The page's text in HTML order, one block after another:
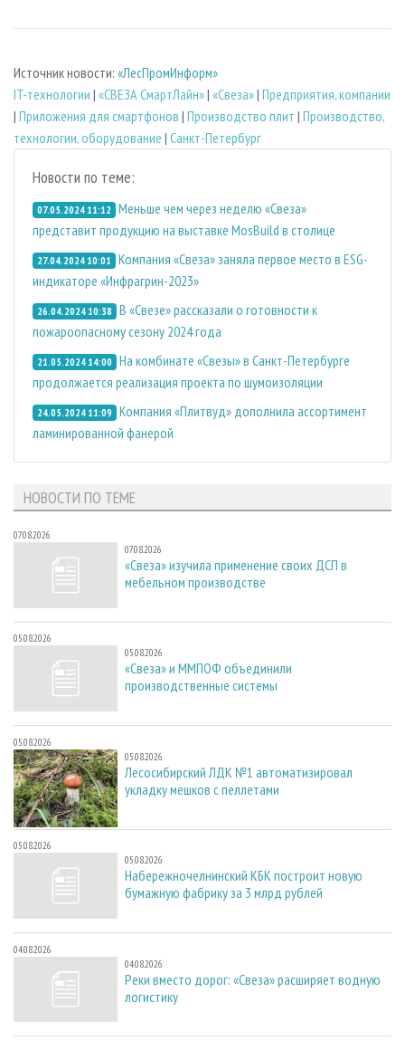
Источник новости: «ЛесПромИнформ»
IT-технологии | «СВЕЗА СмартЛайн»| «Свеза»| Предприятия, компании
| Приложения для смартфонов | Производство плит | Производство,
технологии, оборудование | Санкт-Петербург
Новости по теме:
07.05.2024 11:12 Меньше чем через неделю «Свеза»
представит продукцию на выставке MosBuild в столице
27.04.2024 10:01 Компания «Свеза» заняла первое место в ESG-
индикаторе «Инфрагрин-2023»
26.04.2024 10:38 В «Свезе» рассказали о готовности к
пожароопасному сезону 2024 года
21.05.2024 14:00 На комбинате «Свезы» в Санкт-Петербурге
продолжается реализация проекта по шумоизоляции
24.05.2024 11:09 Компания «Плитвуд» дополнила ассортимент
ламинированной фанерой
НОВОСТИ ПО ТЕМЕ
07.08.2026
07.08.2026
«Свеза» изучила применение своих ДСП в
мебельном производстве
05.08.2026
05.08.2026
«Свеза» и ММПОФ объединили
производственные системы
05.08.2026
05.08.2026
Лесосибирский ЛДК №1 автоматизировал
укладку мешков с пеллетами
05.08.2026
05.08.2026
Набережночелнинский КБК построит новую
бумажную фабрику за 3 млрд рублей
04.08.2026
04.08.2026
Реки вместо дорог: «Свеза» расширяет водную
логистику